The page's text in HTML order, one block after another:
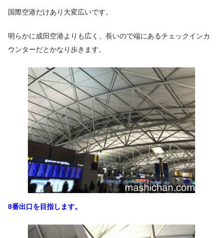
国際空港だけあり大変広いです。
明らかに成田空港よりも広く、長いので端にあるチェックインカ
ウンターだとかなり歩きます。
8番出口を目指します。